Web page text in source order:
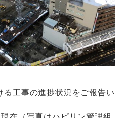
る工事の進捗状況をご報告い